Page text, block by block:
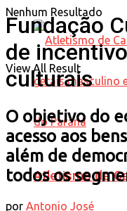
Atletismo de
Nenhum Resultado
View All Result
Fundação
de
culturais
O objetivo do
acesso aos
além de
todos os
por Antonio José